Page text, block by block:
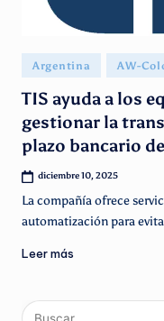
n
ti
n
o
Publicado
en
Argentina AW-
TIS ayuda a los
gestionar la
plazo bancario
diciembre 10, 2025
La compañía ofrece
automatización para
Leer más